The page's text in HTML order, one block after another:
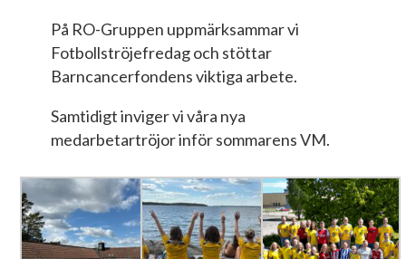
På RO-Gruppen uppmärksammar vi
Fotbollströjefredag och stöttar
Barncancerfondens viktiga arbete.
Samtidigt inviger vi våra nya
medarbetartröjor inför sommarens VM.